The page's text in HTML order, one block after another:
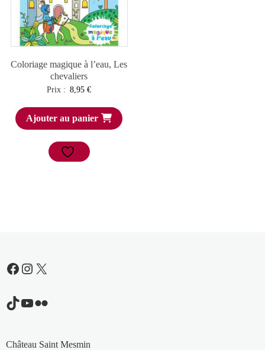
Coloriage magique à l’eau, Les
chevaliers
Prix : 8,95€
Ajouter au panier
Facebook
Instagram
X
TikTok
YouTube
Flickr
Château Saint Mesmin